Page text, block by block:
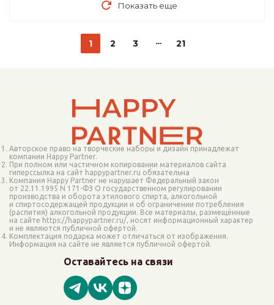
Показать еще
1 2 3 21
Авторское право на творческие наборы и дизайн принадлежат
компании Happy Partner.
При полном или частичном копировании материалов сайта
гиперссылка на сайт happypartner.ru обязательна
Компания Happy Partner не нарушает Федеральный закон
от 22.11.1995 N 171-ФЗ О государственном регулировании
производства и оборота этилового спирта, алкогольной
и спиртосодержащей продукции и об ограничении потребления
(распития) алкогольной продукции. Все материалы, размещённые
на сайте https://happypartner.ru/, носят информационный характер
и не являются публичной офертой.
Комплектация подарка может отличаться от изображения.
Информация на сайте не является публичной офертой.
Оставайтесь на связи